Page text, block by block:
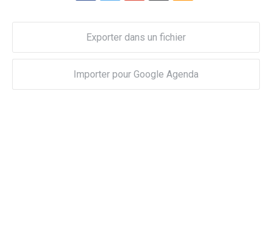
Exporter dans un fichier
Importer pour Google Agenda